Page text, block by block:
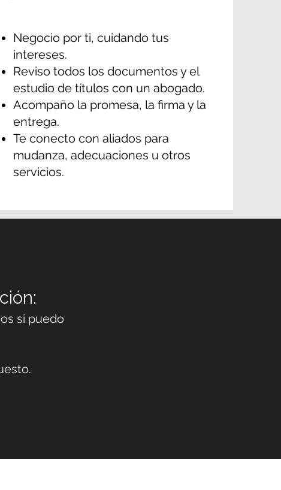
Negocio por ti, cuidando tus
intereses.
Reviso todos los documentos y el
estudio de títulos con un abogado.
Acompaño la promesa, la firma y la
entrega.
Te conecto con aliados para
mudanza, adecuaciones u otros
servicios.
si puedo